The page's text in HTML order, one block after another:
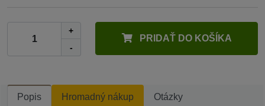
+
-
PRIDAŤ DO KOŠÍKA
Popis Hromadný nákup Otázky